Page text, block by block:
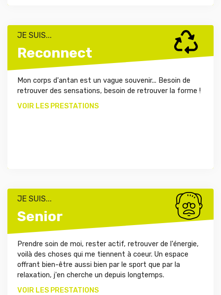
JE SUIS...
Reconnect
Mon corps d'antan est un vague souvenir... Besoin de
retrouver des sensations, besoin de retrouver la forme !
VOIR LES PRESTATIONS
JE SUIS...
Senior
Prendre soin de moi, rester actif, retrouver de l'énergie,
voilà des choses qui me tiennent à coeur. Un espace
offrant bien-être aussi bien par le sport que par la
relaxation, j'en cherche un depuis longtemps.
VOIR LES PRESTATIONS